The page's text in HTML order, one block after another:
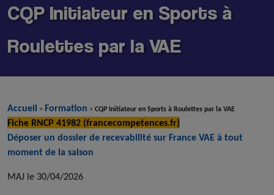
CQP Initiateur en Sports à
Roulettes par la VAE
Accueil > Formation > CQP Initiateur en Sports à Roulettes par la VAE
Fiche RNCP 41982 (francecompetences.fr)
Déposer un dossier de recevabilité sur France VAE à tout
moment de la saison
MAJ le 30/04/2026